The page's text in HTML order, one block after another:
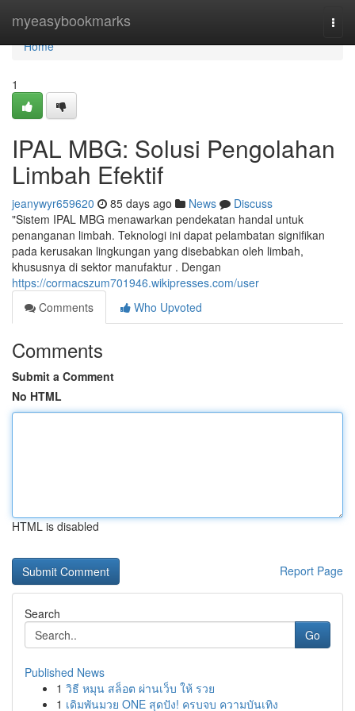
myeasybookmarks
Home
Home
1
IPAL MBG: Solusi Pengolahan
Limbah Efektif
jeanywyr659620 85 days ago News
Discuss
"Sistem IPAL MBG menawarkan pendekatan handal untuk
penanganan limbah. Teknologi ini dapat pelambatan signifikan
pada kerusakan lingkungan yang disebabkan oleh limbah,
khususnya di sektor manufaktur . Dengan
https://cormacszum701946.wikipresses.com/user
Comments
Who Upvoted
Comments
Submit a Comment
No HTML
HTML is disabled
Report Page
Search
Go
Published News
1 วิธี หมุน สล็อต ผ่านเว็บ ให้ รวย
1 เดิมพันมวย ONE สุดปัง! ครบจบ ความบันเทิง